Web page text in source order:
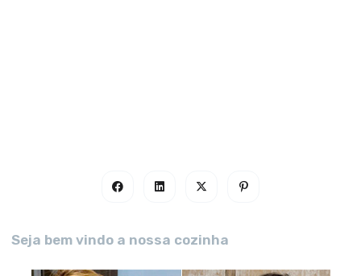
Seja bem vindo a nossa cozinha